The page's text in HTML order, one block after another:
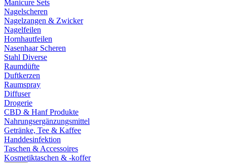
Manicure Sets
Nagelscheren
Nagelzangen & Zwicker
Nagelfeilen
Hornhautfeilen
Nasenhaar Scheren
Stahl Diverse
Raumdüfte
Duftkerzen
Raumspray
Diffuser
Drogerie
CBD & Hanf Produkte
Nahrungsergänzungsmittel
Getränke, Tee & Kaffee
Handdesinfektion
Taschen & Accessoires
Kosmetiktaschen & -koffer